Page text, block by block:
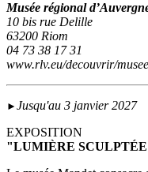
Musée régional
10 bis rue Delille
63200 Riom
04 73 38 17 31
www.rlv.eu/decouvrir/
► Jusqu'au 3 janvier 2027
EXPOSITION
"LUMIÈRE